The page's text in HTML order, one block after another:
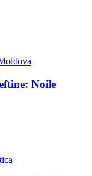
Noile